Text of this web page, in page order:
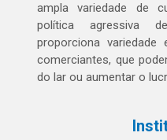
ampla variedade de
política agressiva
proporciona
comerciantes, que
do lar ou aumentar o